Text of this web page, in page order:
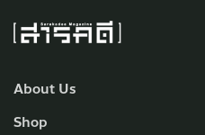
About Us
Shop